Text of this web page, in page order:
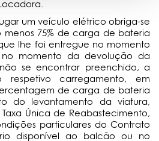
um veículo elétrico obriga-se
75% de carga de bateria
lhe foi entregue no momento
momento da devolução da
se encontrar preenchido, a
carregamento, em
de carga de bateria
do levantamento da viatura,
Única de Reabastecimento,
particulares do Contrato
disponível ao balcão ou no